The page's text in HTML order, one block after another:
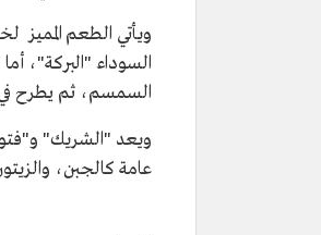
ويأتي الطعم المميز
السوداء "البركة"،
السمسم، ثم يطرح
ويعد "الشريك" و"فتوت
عامة كالجبن،